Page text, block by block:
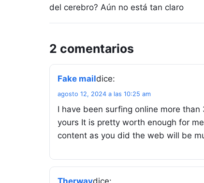
del cerebro? Aún no está tan claro
2 comentarios
Fake maildice:
agosto 12, 2024 a las 10:25 am
I have been surfing online more
yours It is pretty worth enough for
content as you did the web will be
Therwaydice: